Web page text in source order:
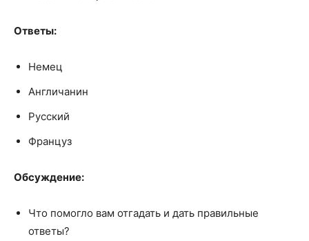
Ответы:
Немец
Англичанин
Русский
Француз
Обсуждение:
Что помогло вам отгадать и дать правильные
ответы?